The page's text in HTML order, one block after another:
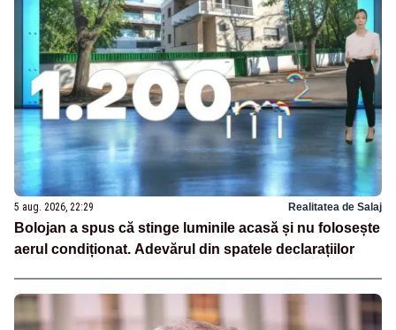
5 aug. 2026, 22:29 Realitatea de Salaj
Bolojan a spus că stinge luminile acasă și nu folosește
aerul condiționat. Adevărul din spatele declarațiilor